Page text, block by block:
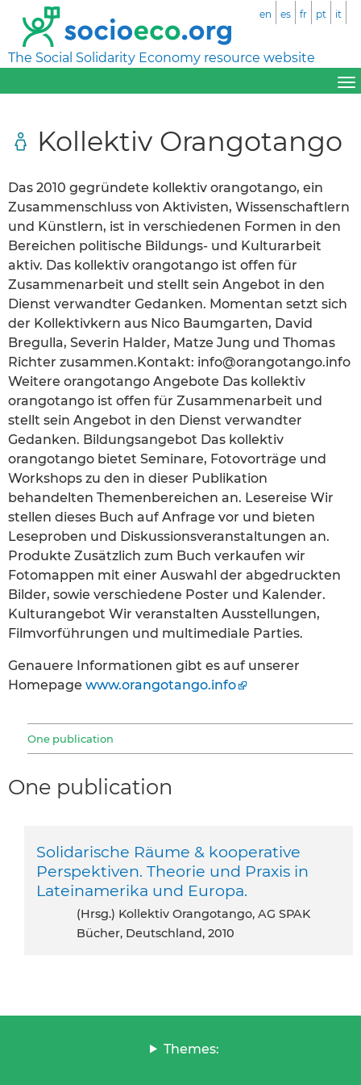
The Social Solidarity Economy resource website
en es fr pt it
Kollektiv Orangotango
Das 2010 gegründete kollektiv orangotango, ein
Zusammenschluss von Aktivisten, Wissenschaftlern
und Künstlern, ist in verschiedenen Formen in den
Bereichen politische Bildungs- und Kulturarbeit
aktiv. Das kollektiv orangotango ist offen für
Zusammenarbeit und stellt sein Angebot in den
Dienst verwandter Gedanken. Momentan setzt sich
der Kollektivkern aus Nico Baumgarten, David
Bregulla, Severin Halder, Matze Jung und Thomas
Richter zusammen.Kontakt: info@orangotango.info
Weitere orangotango Angebote Das kollektiv
orangotango ist offen für Zusammenarbeit und
stellt sein Angebot in den Dienst verwandter
Gedanken. Bildungsangebot Das kollektiv
orangotango bietet Seminare, Fotovorträge und
Workshops zu den in dieser Publikation
behandelten Themenbereichen an. Lesereise Wir
stellen dieses Buch auf Anfrage vor und bieten
Leseproben und Diskussionsveranstaltungen an.
Produkte Zusätzlich zum Buch verkaufen wir
Fotomappen mit einer Auswahl der abgedruckten
Bilder, sowie verschiedene Poster und Kalender.
Kulturangebot Wir veranstalten Ausstellungen,
Filmvorführungen und multimediale Parties.
Genauere Informationen gibt es auf unserer
Homepage www.orangotango.info
One publication
One publication
Solidarische Räume & kooperative
Perspektiven. Theorie und Praxis in
Lateinamerika und Europa.
(Hrsg.) Kollektiv Orangotango, AG SPAK
Bücher, Deutschland, 2010
Themes: